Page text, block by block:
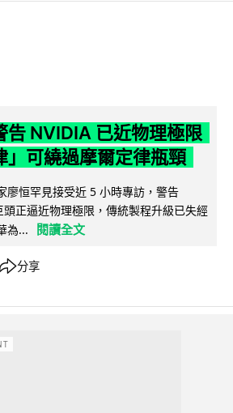
告 NVIDIA 已近物理極限
」可繞過摩爾定律瓶頸
廖恒罕見接受近 5 小時專訪，警告
正逼近物理極限，傳統製程升級已失經
為...
閱讀全文
分享